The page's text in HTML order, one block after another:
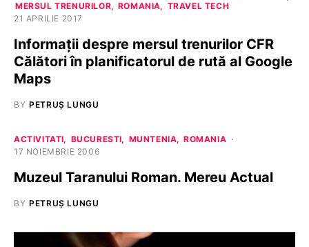
MERSUL TRENURILOR
ROMANIA
TRAVEL TECH
21 APRILIE 2017
Informații despre mersul trenurilor CFR
Călători în planificatorul de rută al Google
Maps
BY PETRUȘ LUNGU
ACTIVITATI BUCURESTI MUNTENIA
ROMANIA
17 NOIEMBRIE 2006
Muzeul Taranului Roman. Mereu Actual
BY PETRUȘ LUNGU